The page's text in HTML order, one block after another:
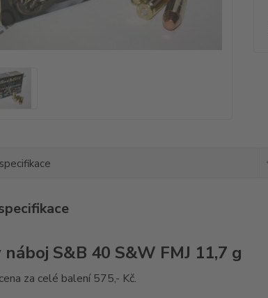
S&B 40 S&W FMJ 11,7 g
za celé balení 575,- Kč.